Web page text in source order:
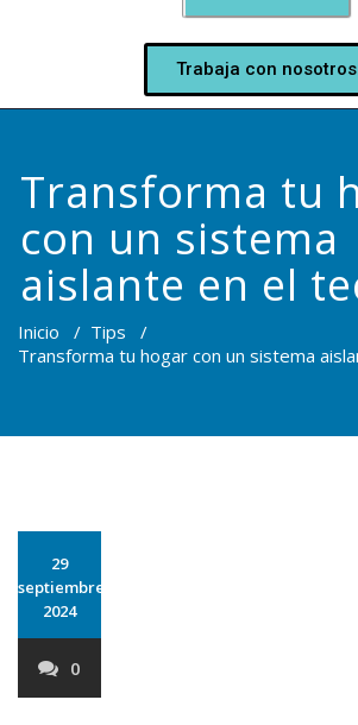
Trabaja con nosotros
Transforma tu
con un sistema
aislante en el
Inicio / Tips /
Transforma tu hogar con un sistema
29
septiembre
2024
0